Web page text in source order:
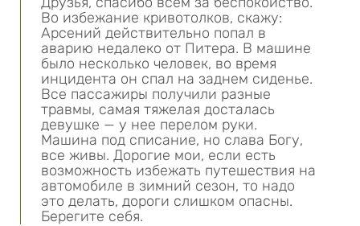
Во избежание кривотолков, скажу:
Арсений действительно попал в
аварию недалеко от Питера. В машине
было несколько человек, во время
инцидента он спал на заднем сиденье.
Все пассажиры получили разные
травмы, самая тяжелая досталась
девушке — у нее перелом руки.
Машина под списание, но слава Богу,
все живы. Дорогие мои, если есть
возможность избежать путешествия на
автомобиле в зимний сезон, то надо
это делать, дороги слишком опасны.
Берегите себя.